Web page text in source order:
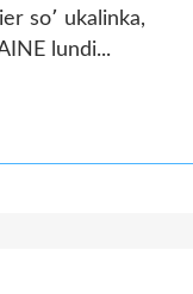
so՚ ukalinka,
lundi...